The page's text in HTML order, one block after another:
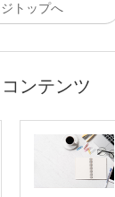
トップへ
ンテンツ